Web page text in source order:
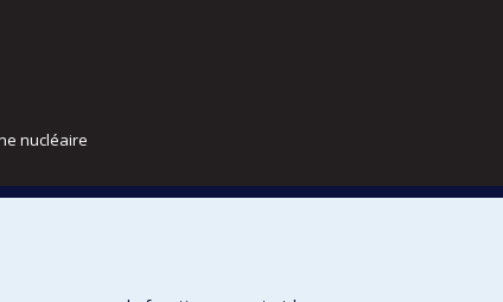
nucléaire